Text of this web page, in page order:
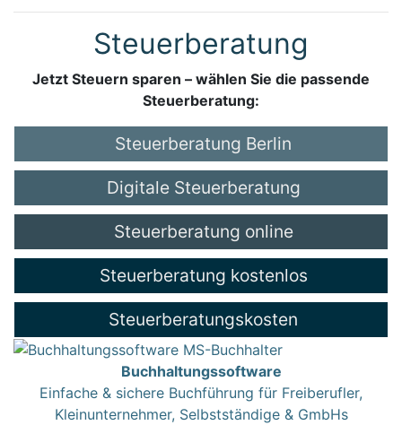
Steuerberatung
Jetzt Steuern sparen – wählen Sie die passende
Steuerberatung:
Steuerberatung Berlin
Digitale Steuerberatung
Steuerberatung online
Steuerberatung kostenlos
Steuerberatungskosten
Buchhaltungssoftware
Einfache & sichere Buchführung für Freiberufler,
Kleinunternehmer, Selbstständige & GmbHs